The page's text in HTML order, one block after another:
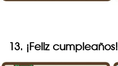
13. ¡Feliz cumpleaños!